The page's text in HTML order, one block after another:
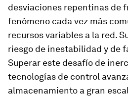
desviaciones repentinas de
fenómeno cada vez más
recursos variables a la red.
riesgo de inestabilidad y de
Superar este desafío de
tecnologías de control
almacenamiento a gran